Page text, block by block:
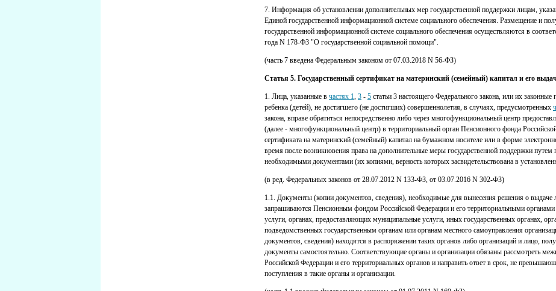
7. Информация об установлении дополнительных мер государственной поддержки лицам,
Единой государственной информационной системе социального обеспечения. Размещение и
государственной информационной системе социального обеспечения осуществляются в
года N 178-ФЗ "О государственной социальной помощи".
(часть 7 введена Федеральным законом от 07.03.2018 N 56-ФЗ)
Статья 5. Государственный сертификат на материнский (семейный) капитал и его
1. Лица, указанные в частях 1, 3 - 5 статьи 3 настоящего Федерального закона, или их законные
ребенка (детей), не достигшего (не достигших) совершеннолетия, в случаях, предусмотренных
закона, вправе обратиться непосредственно либо через многофункциональный центр
(далее - многофункциональный центр) в территориальный орган Пенсионного фонда
сертификата на материнский (семейный) капитал на бумажном носителе или в форме
время после возникновения права на дополнительные меры государственной поддержки
необходимыми документами (их копиями, верность которых засвидетельствована в
(в ред. Федеральных законов от 28.07.2012 N 133-ФЗ, от 03.07.2016 N 302-ФЗ)
1.1. Документы (копии документов, сведения), необходимые для вынесения решения о выдаче
запрашиваются Пенсионным фондом Российской Федерации и его территориальными
услуги, органах, предоставляющих муниципальные услуги, иных государственных органах,
подведомственных государственным органам или органам местного самоуправления
документов, сведения) находятся в распоряжении таких органов либо организаций и лицо,
документы самостоятельно. Соответствующие органы и организации обязаны рассмотреть
Российской Федерации и его территориальных органов и направить ответ в срок, не
поступления в такие органы и организации.